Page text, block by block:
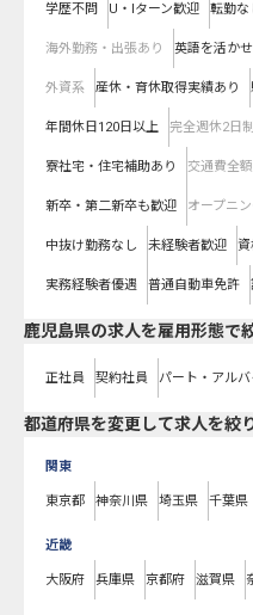
学歴不問 U・Iターン歓迎 転勤な
海外勤務・出張あり 英語を活か
外資系 産休・育休取得実績あり
年間休日120日以上 完全週休2日制
寮社宅・住宅補助あり 交通費全
新卒・第二新卒も歓迎 オープニ
中抜け勤務なし 未経験者歓迎 資
実務経験者優遇 普通自動車免許
鹿児島県の求人を雇用形態で
正社員 契約社員 パート・アルバ
都道府県を変更して求人を絞
関東
東京都 神奈川県 埼玉県 千葉県
近畿
大阪府 兵庫県 京都府 滋賀県